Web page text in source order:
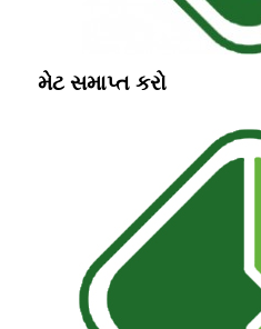
મેટ સમાપ્ત કરો